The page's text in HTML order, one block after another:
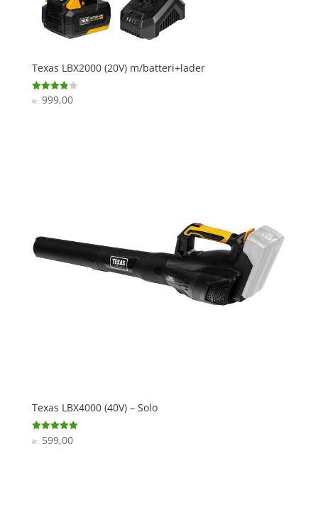
Texas LBX2000 (20V) m/batteri+lader
Vurderet
3.9
kr.999,00
Texas LBX4000 (40V) – Solo
Vurderet
5
kr. 599,00